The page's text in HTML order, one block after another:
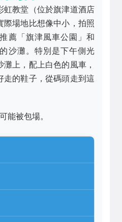
虹教堂（位於旗津道酒店
際場地比想像中小，拍照
薦「旗津風車公園」和
沙灘。特別是下午側光
上，配上白色的風車，
走的鞋子，從碼頭走到這
能被包場。